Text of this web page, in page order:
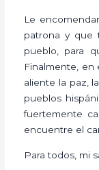
Le
patrona y que
pueblo, para
Finalmente, en
aliente la paz,
pueblos
fuertemente
encuentre el
Para todos, mi